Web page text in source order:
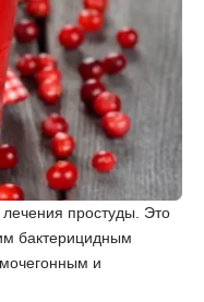
простуды. Это
бактерицидным
и